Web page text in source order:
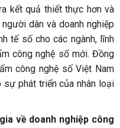
kết quả thiết thực hơn và
dân và doanh nghiệp
tế số cho các ngành, lĩnh
công nghệ số mới. Đồng
công nghệ số Việt Nam
phát triển của nhân loại
về doanh nghiệp công